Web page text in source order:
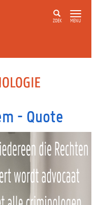
ZOEK MENU
- Quote